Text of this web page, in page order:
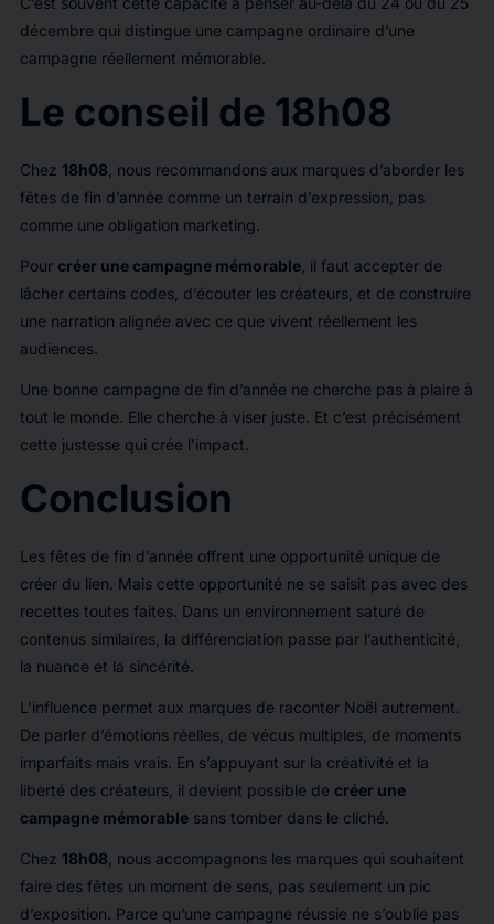
décembre qui distingue une campagne ordinaire d’une
campagne réellement mémorable.
Le conseil de 18h08
Chez 18h08 , nous recommandons aux marques d’aborder les
fêtes de fin d’année comme un terrain d’expression, pas
comme une obligation marketing.
Pour créer une campagne mémorable, il faut accepter de
lâcher certains codes, d’écouter les créateurs, et de construire
une narration alignée avec ce que vivent réellement les
audiences.
Une bonne campagne de fin d’année ne cherche pas à plaire à
tout le monde. Elle cherche à viser juste. Et c’est précisément
cette justesse qui crée l’impact.
Conclusion
Les fêtes de fin d’année offrent une opportunité unique de
créer du lien. Mais cette opportunité ne se saisit pas avec des
recettes toutes faites. Dans un environnement saturé de
contenus similaires, la différenciation passe par l’authenticité,
la nuance et la sincérité.
L’influence permet aux marques de raconter Noël autrement.
De parler d’émotions réelles, de vécus multiples, de moments
imparfaits mais vrais. En s’appuyant sur la créativité et la
liberté des créateurs, il devient possible de créer une
campagne mémorablesans tomber dans le cliché.
Chez 18h08 , nous accompagnons les marques qui souhaitent
faire des fêtes un moment de sens, pas seulement un pic
d’exposition. Parce qu’une campagne réussie ne s’oublie pas